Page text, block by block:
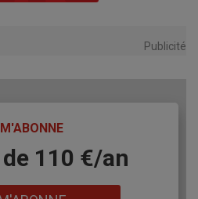
Publicité
110 €/an